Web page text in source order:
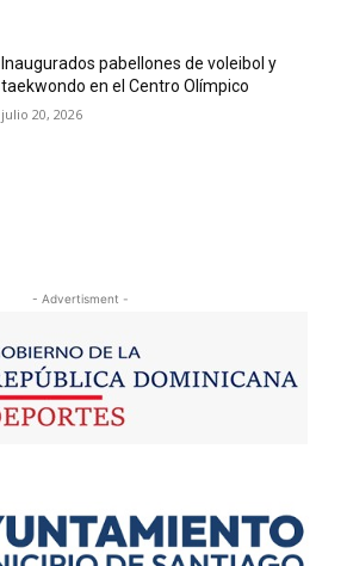
Inaugurados pabellones de voleibol y
taekwondo en el Centro Olímpico
julio 20, 2026
- Advertisment -